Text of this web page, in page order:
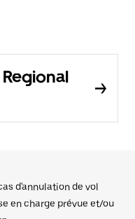
d'annulation de vol
en charge prévue et/ou